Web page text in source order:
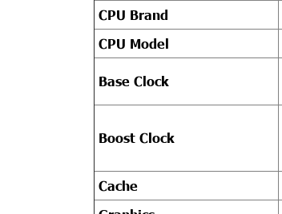
CPU Brand
CPU Model
Base Clock
Boost Clock
Cache